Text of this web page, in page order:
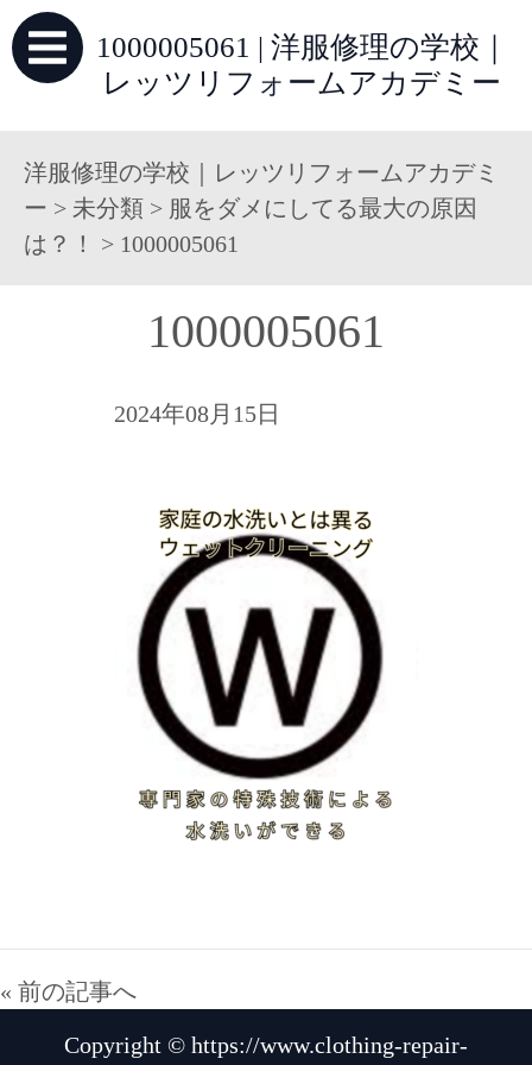
1000005061 | 洋服修理の学校｜
レッツリフォームアカデミー
洋服修理の学校｜レッツリフォームアカデミ
ー > 未分類 > 服をダメにしてる最大の原因
は？！
> 1000005061
1000005061
2024年08月15日
« 前の記事へ
Copyright © https://www.clothing-repair-